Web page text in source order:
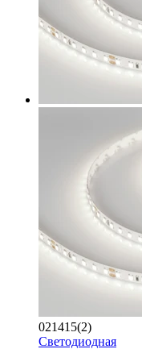
021415(2)
Светодиодная